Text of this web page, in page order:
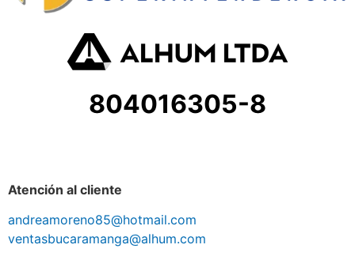
804016305-8
Atención al cliente
andreamoreno85@hotmail.com
ventasbucaramanga@alhum.com